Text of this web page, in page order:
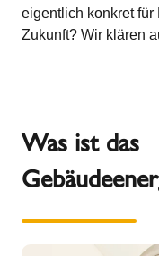
eigentlich konkret
Zukunft? Wir klären
Was ist das